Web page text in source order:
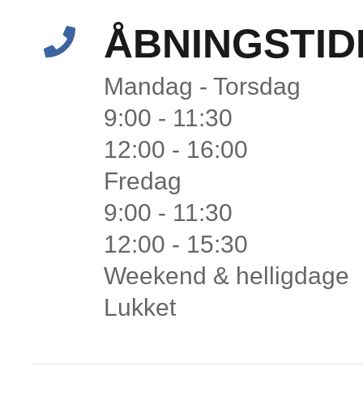
Mandag - Torsdag
9:00 - 11:30
12:00 - 16:00
Fredag
9:00 - 11:30
12:00 - 15:30
Weekend & helligdage
Lukket